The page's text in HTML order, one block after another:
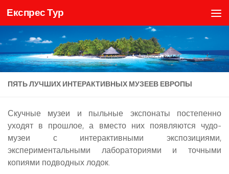
Skip to content
Експрес Тур
ПЯТЬ ЛУЧШИХ ИНТЕРАКТИВНЫХ МУЗЕЕВ ЕВРОПЫ
Скучные музеи и пыльные экспонаты постепенно
уходят в прошлое, а вместо них появляются чудо-
музеи с интерактивными экспозициями,
экспериментальными лабораториями и точными
копиями подводных лодок.